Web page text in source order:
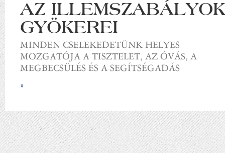
AZ ILLEMSZABÁLYOK
GYÖKEREI
MINDEN CSELEKEDETÜNK HELYES
MOZGATÓJA A TISZTELET, AZ ÓVÁS, A
MEGBECSÜLÉS ÉS A SEGÍTSÉGADÁS
»